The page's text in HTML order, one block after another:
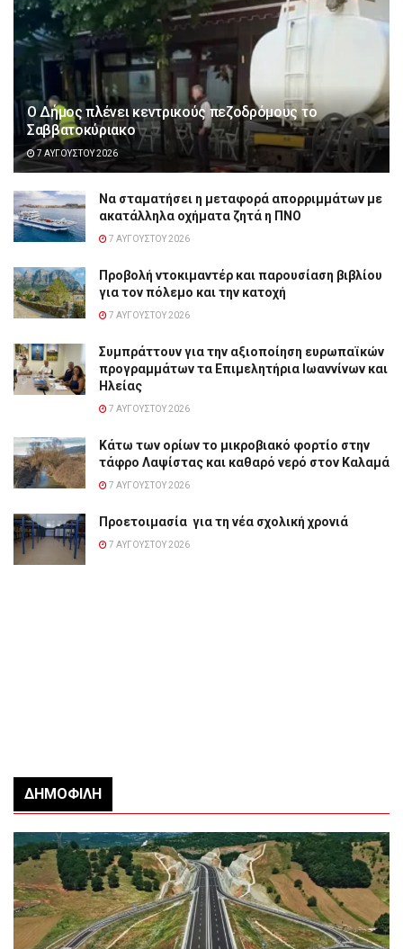
Ο Δήμος πλένει κεντρικούς πεζοδρόμους το
Σαββατοκύριακο
7 ΑΥΓΟΎΣΤΟΥ 2026
Να σταματήσει η μεταφορά απορριμμάτων με
ακατάλληλα οχήματα ζητά η ΠΝΟ
7 ΑΥΓΟΎΣΤΟΥ 2026
Προβολή ντοκιμαντέρ και παρουσίαση βιβλίου
για τον πόλεμο και την κατοχή
7 ΑΥΓΟΎΣΤΟΥ 2026
Συμπράττουν για την αξιοποίηση ευρωπαϊκών
προγραμμάτων τα Επιμελητήρια Ιωαννίνων και
Ηλείας
7 ΑΥΓΟΎΣΤΟΥ 2026
Κάτω των ορίων το μικροβιακό φορτίο στην
τάφρο Λαψίστας και καθαρό νερό στον Καλαμά
7 ΑΥΓΟΎΣΤΟΥ 2026
Προετοιμασία για τη νέα σχολική χρονιά
7 ΑΥΓΟΎΣΤΟΥ 2026
ΔΗΜΟΦΙΛΉ